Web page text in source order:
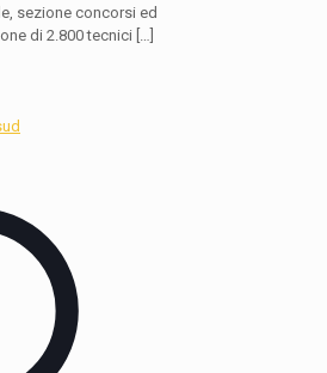
sezione concorsi ed
di 2.800 tecnici